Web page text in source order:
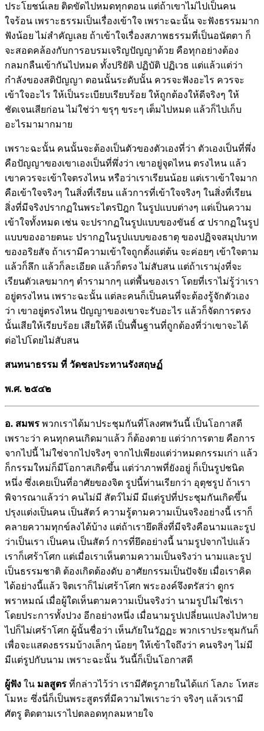
ประโยชน์เลย ติดขัดไปหมดทุกตอน แต่ถ้าเขาไม่ไปเป็นคน
ใจร้อน เพราะธรรมเป็นเรื่องเข้าใจ เพราะฉะนั้น จะฟังธรรมมาก
ฟังน้อย ไม่สำคัญเลย ถ้าเข้าใจเรื่องสภาพธรรมที่เป็นอนัตตา ก็
จะสอดคล้องกับการอบรมเจริญปัญญาด้วย คือทุกอย่างต้อง
กลมกลืนเข้ากันไปหมด ทั้งปริยัติ ปฏิบัติ ปฏิเวธ แต่แล้วแต่ว่า
กำลังของสติปัญญา ตอนนั้นระดับนั้น ควรจะฟังอะไร ควรจะ
เข้าใจอะไร ให้เป็นระเบียบเรียบร้อย ให้ถูกต้องให้ดีจริงๆ ให้
ชัดเจนเสียก่อน ไม่ใช่ว่า ขรุๆ ขระๆ เต็มไปหมด แล้วก็ไปเก็บ
อะไรมามากมาย
เพราะฉะนั้น คนนั้นจะต้องเป็นตัวของตัวเองที่ว่า ตัวเองเป็นที่พึ่ง
คือปัญญาของเขาเองเป็นที่พึ่งว่า เขาอยู่จุดไหน ตรงไหน แล้ว
เขาควรจะเข้าใจตรงไหน หรือว่าเราเรียนน้อย แต่เราเข้าใจมาก
คือเข้าใจจริงๆ ในสิ่งที่เรียน แล้วการที่เข้าใจจริงๆ ในสิ่งที่เรียน
สิ่งที่มีจริงปรากฏในพระไตรปิฎก ในรูปแบบต่างๆ แต่เป็นความ
เข้าใจทั้งหมด เช่น จะปรากฏในรูปแบบของขันธ์ ๕ ปรากฏในรูป
แบบของอายตนะ ปรากฏในรูปแบบของธาตุ ของปฏิจจสมุปบาท
ของอริยสัจ ถ้าเรามีความเข้าใจถูกตั้งแต่ต้น จะค่อยๆ เข้าใจตาม
แล้วก็ลึก แล้วก็ละเอียด แล้วก็ตรง ไม่สับสน แต่ถ้าเรามุ่งที่จะ
เรียนตัวเลขมากๆ ตำรามากๆ แต่พื้นของเรา โดยที่เราไม่รู้ว่าเรา
อยู่ตรงไหน เพราะฉะนั้น แต่ละคนก็เป็นคนที่จะต้องรู้จักตัวเอง
ว่า เขาอยู่ตรงไหน ปัญญาของเขาจะรับอะไร แล้วก็จัดการตรง
นั้นเสียให้เรียบร้อย เสียให้ดี เป็นพื้นฐานที่ถูกต้องที่ว่าเขาจะได้
ต่อไปโดยไม่สับสน
สนทนาธรรม ที่ วัดชลประทานรังสฤษฏ์
พ.ศ. ๒๕๔๒
อ. สมพร พวกเราได้มาประชุมกันที่โลงศพวันนี้ เป็นโอกาสดี
เพราะว่า คนทุกคนเกิดมาแล้ว ก็ต้องตาย แต่ว่าการตาย คือการ
จากไปนี้ ไม่ใช่จากไปจริงๆ จากไปเพียงแต่ว่าหมดกรรมเก่า แล้ว
ก็กรรมใหม่ก็มีโอกาสเกิดขึ้น แต่ว่าภาพที่ยังอยู่ ก็เป็นรูปชนิด
หนึ่ง ซึ่งเคยเป็นที่อาศัยของจิต รูปนี้ท่านเรียกว่า อุตุชรูป ถ้าเรา
พิจารณาแล้วว่า คนไม่มี สัตว์ไม่มี มีแต่รูปที่ประชุมกันเกิดขึ้น
ปรุงแต่งเป็นคน เป็นสัตว์ ความรู้ตามความเป็นจริงอย่างนี้ เราก็
คลายความทุกข์ลงได้บ้าง แต่ถ้าเรายึดสิ่งที่มีจริงคือนามและรูป
ว่าเป็นเรา เป็นคน เป็นสัตว์ การที่ยึดอย่างนี้ นามรูปจากไปแล้ว
เราก็เศร้าโศก แต่เมื่อเราเห็นตามความเป็นจริงว่า นามและรูป
เป็นธรรมชาติ ต้องเกิดต้องดับ อาศัยกรรมเป็นปัจจัย เมื่อเราคิด
ได้อย่างนี้แล้ว จิตเราก็ไม่เศร้าโศก พระองค์จึงตรัสว่า ดูกร
พราหมณ์ เมื่อผู้ใดเห็นตามความเป็นจริงว่า นามรูปไม่ใช่เรา
โดยประการทั้งปวง อีกอย่างหนึ่ง เมื่อนามรูปเปลี่ยนแปลงไปหาย
ไปก็ไม่เศร้าโศก ผู้นั้นชื่อว่า เห็นภัยในวัฏฏะ พวกเราประชุมกันก็
เพื่อจะแสดงธรรมบ้างเล็กๆ น้อยๆ ให้เข้าใจถึงว่า คนจริงๆ ไม่มี
มีแต่รูปกับนาม เพราะฉะนั้น วันนี้ก็เป็นโอกาสดี
ผู้ฟัง ใน มลสูตร ที่กล่าวไว้ว่า เรามีศัตรูภายในได้แก่ โลภะ โทสะ
โมหะ ซึ่งนี่ก็เป็นพระสูตรที่มีความไพเราะว่า จริงๆ แล้วเรามี
ศัตรู ติดตามเราไปตลอดทุกลมหายใจ